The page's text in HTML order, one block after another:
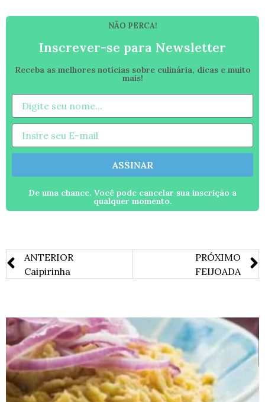
NÃO PERCA!
Inscrever-se para Newsletter
Receba as melhores notícias sobre culinária, dicas e muito
mais!
ASSINAR
De uma chance. Você pode cancelar sua inscrição a
qualquer momento.
ANTERIOR
Caipirinha
PRÓXIMO
FEIJOADA